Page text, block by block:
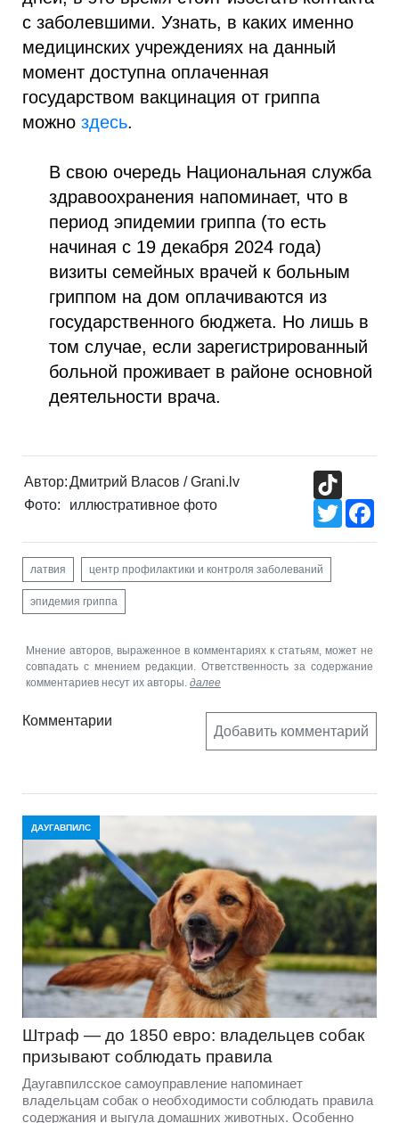
с заболевшими. Узнать, в каких именно
медицинских учреждениях на данный
момент доступна оплаченная
государством вакцинация от гриппа
можно здесь.
В свою очередь Национальная служба
здравоохранения напоминает, что в
период эпидемии гриппа (то есть
начиная с 19 декабря 2024 года)
визиты семейных врачей к больным
гриппом на дом оплачиваются из
государственного бюджета. Но лишь в
том случае, если зарегистрированный
больной проживает в районе основной
деятельности врача.
Автор:Дмитрий Власов / Grani.lv
Фото:
иллюстративное фото
Twitter
латвия центр профилактики и контроля заболеваний
эпидемия гриппа
Мнение авторов, выраженное в комментариях к статьям, может не
совпадать с мнением редакции. Ответственность за содержание
комментариев несут их авторы. далее
Комментарии
Добавить комментарий
ДАУГАВПИЛС
Штраф — до 1850 евро: владельцев собак
призывают соблюдать правила
Даугавпилсское самоуправление напоминает
владельцам собак о необходимости соблюдать правила
содержания и выгула домашних животных. Особенно